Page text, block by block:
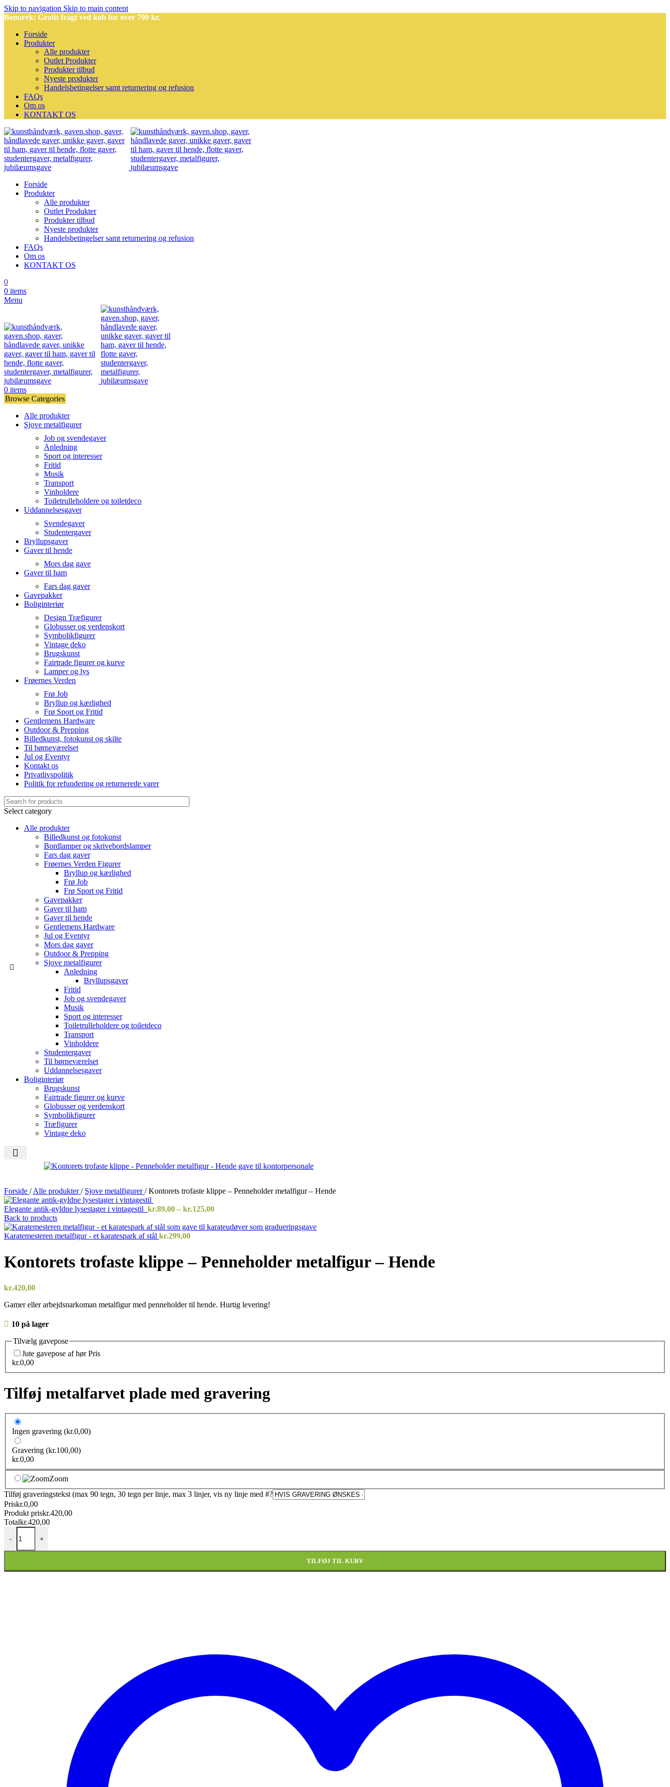
Skip to navigation Skip to main content
Bemærk: Gratis fragt ved køb for over 700 kr.
Forside
Produkter
Alle produkter
Outlet Produkter
Produkter tilbud
Nyeste produkter
Handelsbetingelser samt returnering og refusion
FAQs
Om os
KONTAKT OS
Forside
Produkter
Alle produkter
Outlet Produkter
Produkter tilbud
Nyeste produkter
Handelsbetingelser samt returnering og refusion
FAQs
Om os
KONTAKT OS
0
0 items
Menu
0 items
Browse Categories
Alle produkter
Sjove metalfigurer
Job og svendegaver
Anledning
Sport og interesser
Fritid
Musik
Transport
Vinholdere
Toiletrulleholdere og toiletdeco
Uddannelsesgaver
Svendegaver
Studentergaver
Bryllupsgaver
Gaver til hende
Mors dag gave
Gaver til ham
Fars dag gaver
Gavepakker
Boliginteriør
Design Træfigurer
Globusser og verdenskort
Symbolikfigurer
Vintage deko
Brugskunst
Fairtrade figurer og kurve
Lamper og lys
Frøernes Verden
Frø Job
Bryllup og kærlighed
Frø Sport og Fritid
Gentlemens Hardware
Outdoor & Prepping
Billedkunst, fotokunst og skilte
Til børneværelset
Jul og Eventyr
Kontakt os
Privatlivspolitik
Politik for refundering og returnerede varer
Select category
Alle produkter
Billedkunst og fotokunst
Bordlamper og skrivebordslamper
Fars dag gaver
Frøernes Verden Figurer
Bryllup og kærlighed
Frø Job
Frø Sport og Fritid
Gavepakker
Gaver til ham
Gaver til hende
Gentlemens Hardware
Jul og Eventyr
Mors dag gaver
Outdoor & Prepping
Sjove metalfigurer
Anledning
Bryllupsgaver
Fritid
Job og svendegaver
Musik
Sport og interesser
Toiletrulleholdere og toiletdeco
Transport
Vinholdere
Studentergaver
Til børneværelset
Uddannelsesgaver
Boliginteriør
Brugskunst
Fairtrade figurer og kurve
Globusser og verdenskort
Symbolikfigurer
Træfigurer
Vintage deko
Forside / Alle produkter/ Sjove metalfigurer/ Kontorets trofaste klippe – Penneholder metalfigur – Hende
Elegante antik-gyldne lysestager i vintagestil kr.89,00 – kr.125,00Prisinterval:
til
Back to products
Karatemesteren metalfigur - et karatespark af stål kr.299,00
Kontorets trofaste klippe – Penneholder metalfigur – Hende
kr.420,00
Gamer eller arbejdsnarkoman metalfigur med penneholder til hende. Hurtig levering!
10 på lager
Tilvælg gavepose
Jute gavepose af hørPris
kr.0,00
Tilføj metalfarvet plade med gravering
Ingen gravering (kr.0,00)
Gravering (kr.100,00)
kr.0,00
Zoom
Tilføj graveringstekst (max 90 tegn, 30 tegn per linje, max 3 linjer, vis ny linje med #?
Priskr.0,00
Produkt priskr.420,00
Totalkr.420,00
-
Kontorets trofaste klippe - Penneholder metalfigur - Hende antal
+
TILFØJ TIL KURV